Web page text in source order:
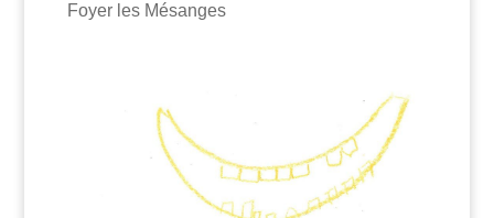
Foyer les Mésanges